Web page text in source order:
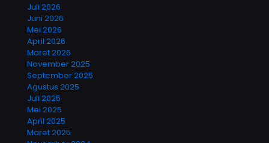
Juli 2026
Juni 2026
Mei 2026
April 2026
Maret 2026
November 2025
September 2025
Agustus 2025
Juli 2025
Mei 2025
April 2025
Maret 2025